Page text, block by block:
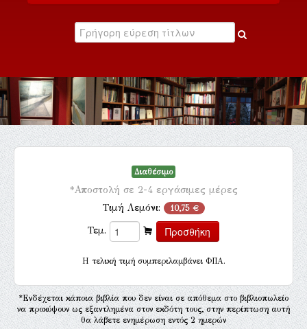
Κατάλογος
Εκδηλώσεις
Επικοινωνία
Διαθέσιμο
*Αποστολή σε 2-4 εργάσιμες μέρες
Τιμή Λεμόνι: 10,75 €
Τεμ.
H τελική τιμή συμπεριλαμβάνει ΦΠΑ.
*Ενδέχεται κάποια βιβλία που δεν είναι σε απόθεμα στο βιβλιοπωλείο
να προκύψουν ως εξαντλημένα στον εκδότη τους, στην περίπτωση αυτή
θα λάβετε ενημέρωση εντός 2 ημερών